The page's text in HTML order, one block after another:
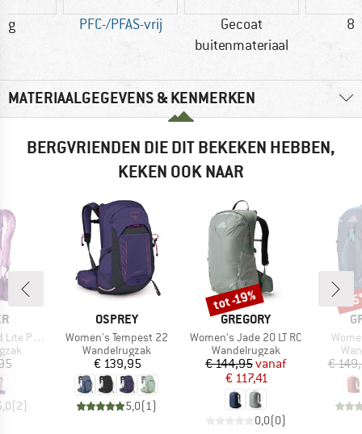
g PFC-/PFAS-vrij
Gecoat
buitenmateriaal
MATERIAALGEGEVENS & KENMERKEN
BERGVRIENDEN DIE DIT BEKEKEN HEBBEN,
KEKEN OOK NAAR
SL 17
(2)
MERK
OSPREY
Artikel
Women's Tempest 22
Productgroep
Wandelrugzak
Prijs
€ 139,95
5,0( 1)
MERK
GREGORY
Artikel
Women's Jade 20 LT RC
Productgroep
Wandelrugzak
Prijs
€ 144,95Verlaagde prijs
vanaf
€ 117,41
0,0(0)
Korting
tot -19%
Artikel
€
-